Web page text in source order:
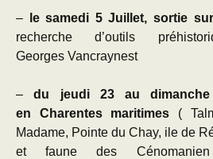
– le samedi 5 Juillet, sortie
recherche d’outils
Georges Vancraynest
–du jeudi 23 au
en Charentes maritimes (
Madame, Pointe du Chay, ile de
et faune des